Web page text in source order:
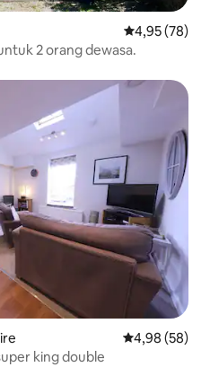
Nilai rata-rata
4,95 (78)
2 orang dewasa.
Nilai rata-rata
4,98 (58)
king double